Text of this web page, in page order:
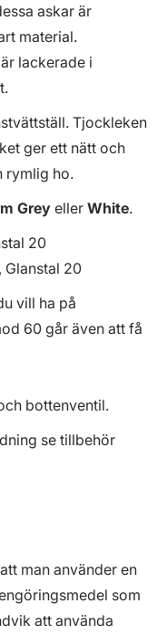
askar är
material.
lackerade i
Tjockleken
ger ett nätt och
rymlig ho.
Grey eller White.
20
Glanstal 20
vill ha på
60 går även att få
bottenventil.
se tillbehör
man använder en
som
att använda